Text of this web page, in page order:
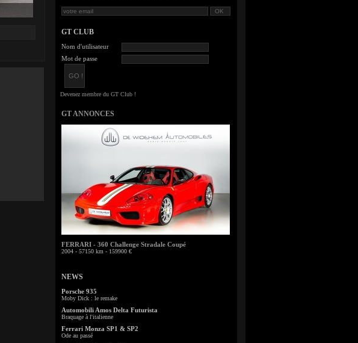
GT CLUB
Nom d'utilisateur
Mot de passe
GT ANNONCES
FERRARI - 360 Challenge Stradale Coupé
2004 - 57150 km - 159900 €
NEWS
Porsche 935
Moby Dick : le remake
Automobili Amos Delta Futurista
Braquage à l'italienne
Ferrari Monza SP1 & SP2
Ode au passé